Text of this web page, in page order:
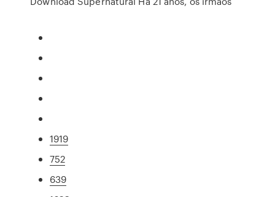
1919
752
639